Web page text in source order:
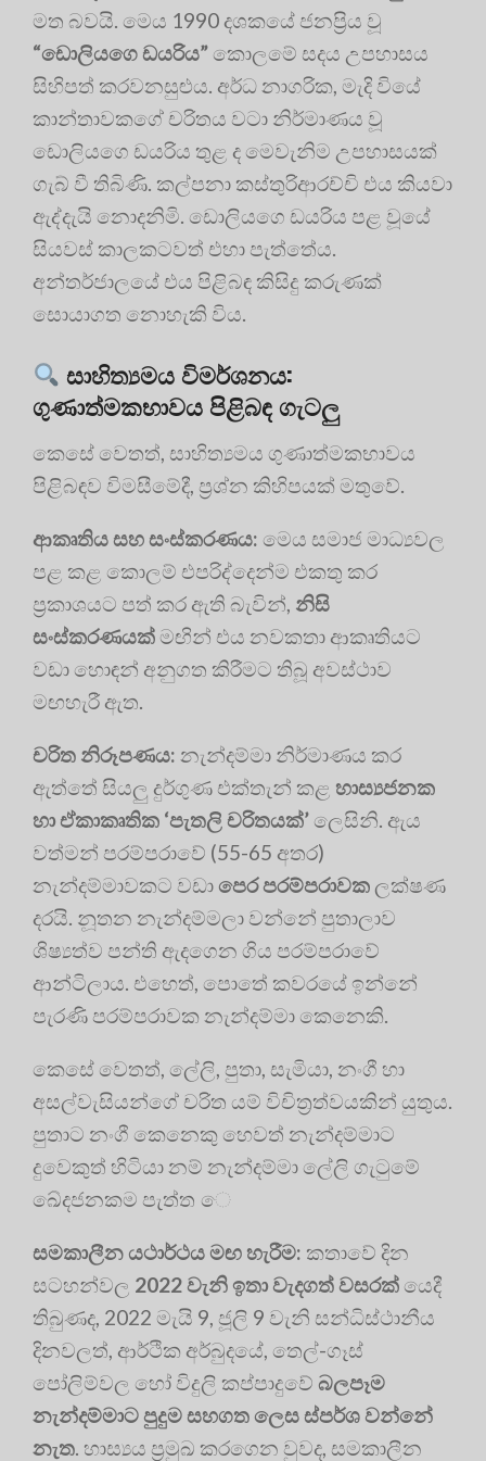
මත බවයි. මෙය 1990 දශකයේ ජනප්‍රිය වූ
“ඩොලියගෙ ඩයරිය” කොලමේ සදය උපහාසය
සිහිපත් කරවනසුළුය. අර්ධ නාගරික, මැදි වියේ
කාන්තාවකගේ චරිතය වටා නිර්මාණය වූ
ඩොලියගෙ ඩයරිය තුළ ද මෙවැනිම උපහාසයක්
ගැබ් වී තිබිණි. කල්පනා කස්තුරිආරච්චි එය කියවා
ඇද්දැයි නොදනිමි. ඩොලියගෙ ඩයරිය පළ වූයේ
සියවස් කාලකටවත් එහා පැත්තේය.
අන්තර්ජාලයේ එය පිළිබඳ කිසිදු කරුණක්
සොයාගත නොහැකි විය.
සාහිත්‍යමය විමර්ශනය:
ගුණාත්මකභාවය පිළිබඳ ගැටලු
කෙසේ වෙතත්, සාහිත්‍යමය ගුණාත්මකභාවය
පිළිබඳව විමසීමේදී, ප්‍රශ්න කිහිපයක් මතුවේ.
ආකෘතිය සහ සංස්කරණය: මෙය සමාජ මාධ්‍යවල
පළ කළ කොලම් එපරිද්දෙන්ම එකතු කර
ප්‍රකාශයට පත් කර ඇති බැවින්, නිසි
සංස්කරණයක් මඟින් එය නවකතා ආකෘතියට
වඩා හොඳන් අනුගත කිරීමට තිබූ අවස්ථාව
මඟහැරී ඇත.
චරිත නිරූපණය: නැන්දම්මා නිර්මාණය කර
ඇත්තේ සියලු දුර්ගුණ එක්තැන් කළ හාස්‍යජනක
හා ඒකාකෘතික ‘පැතලි චරිතයක්’ ලෙසිනි. ඇය
වත්මන් පරම්පරාවේ (55-65 අතර)
නැන්දම්මාවකට වඩා පෙර පරම්පරාවක ලක්ෂණ
දරයි. නූතන නැන්දම්මලා වන්නේ පුතාලාව
ශිෂ්‍යත්ව පන්ති ඇදගෙන ගිය පරම්පරාවේ
ආන්ටිලාය. එහෙත්, පොතේ කවරයේ ඉන්නේ
පැරණි පරම්පරාවක නැන්දම්මා කෙනෙකි.
කෙසේ වෙතත්, ලේලි, පුතා, සැමියා, නංගී හා
අසල්වැසියන්ගේ චරිත යම් විචිත්‍රත්වයකින් යුතුය.
පුතාට නංගී කෙනෙකු හෙවත් නැන්දම්මාට
දුවෙකුත් හිටියා නම් නැන්දම්මා ලේලි ගැටුමේ
ඛේදජනකම පැත්ත ‍ෙ
සමකාලීන යථාර්ථය මඟ හැරීම: කතාවේ දින
සටහන්වල 2022 වැනි ඉතා වැදගත් වසරක් යෙදී
තිබුණද, 2022 මැයි 9, ජූලි 9 වැනි සන්ධිස්ථානීය
දිනවලත්, ආර්ථික අර්බුදයේ, තෙල්-ගෑස්
පෝලිම්වල හෝ විදුලි කප්පාදුවේ බලපෑම
නැන්දම්මාට පුදුම සහගත ලෙස ස්පර්ශ වන්නේ
නැත. හාස්‍යය ප්‍රමුඛ කරගෙන වුවද, සමකාලීන